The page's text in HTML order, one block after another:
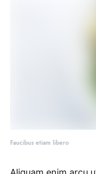
Faucibus etiam libero